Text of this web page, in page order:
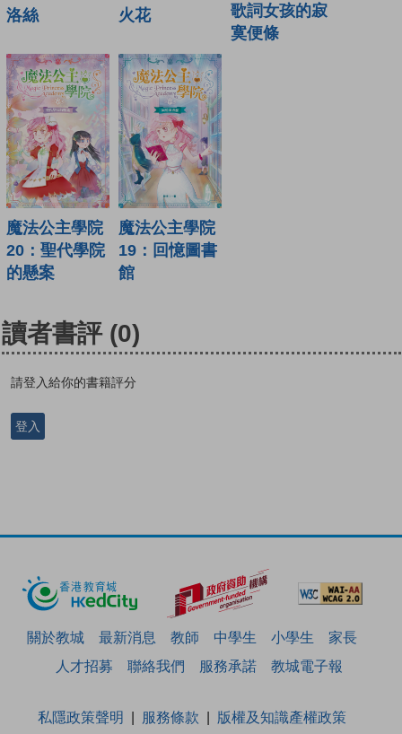
洛絲 火花
歌詞女孩的寂
寞便條
魔法公主學院
20：聖代學院
的懸案
魔法公主學院
19：回憶圖書
館
讀者書評 (0)
請登入給你的書籍評分
登入
關於教城 最新消息 教師 中學生 小學生
家長
人才招募
聯絡我們 服務承諾 教城電子報
私隱政策聲明 服務條款
版權及知識產權政策